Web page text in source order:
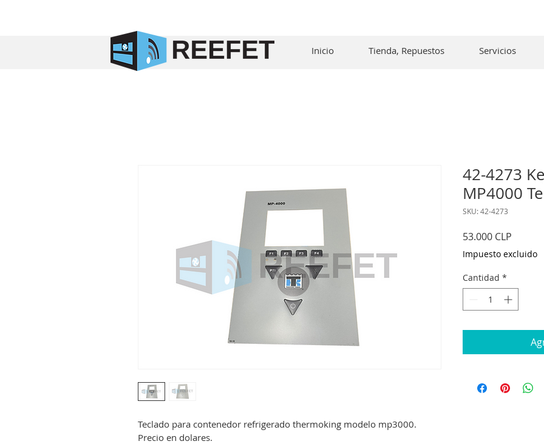
Inicio Tienda, Repuestos Servicios
Teclado para contenedor refrigerado thermoking modelo mp3000.
Precio en dolares.
42-4273
MP4000
SKU: 42-4273
53.000 CLP
Impuesto excluido
Cantidad *